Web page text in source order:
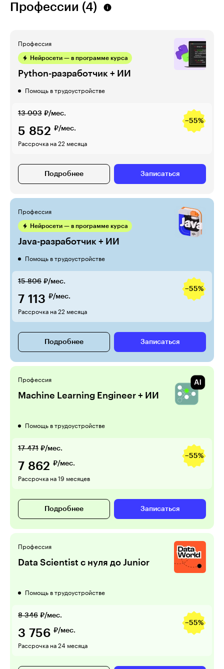
Профессии (4)
Профессия
Нейросети — в программе курса
Python-разработчик + ИИ
Помощь в трудоустройстве
13 003 ₽/мес.
−55%
5 852 ₽/мес.
Рассрочка на 22 месяца
Подробнее Записаться
Профессия
Нейросети — в программе курса
Java-разработчик + ИИ
Помощь в трудоустройстве
15 806 ₽/мес.
−55%
7 113 ₽/мес.
Рассрочка на 22 месяца
Подробнее Записаться
Профессия
Machine Learning Engineer + ИИ
Помощь в трудоустройстве
17 471 ₽/мес.
−55%
7 862 ₽/мес.
Рассрочка на 19 месяцев
Подробнее Записаться
Профессия
Data Scientist с нуля до Junior
Помощь в трудоустройстве
8 346 ₽/мес.
−55%
3 756 ₽/мес.
Рассрочка на 24 месяца